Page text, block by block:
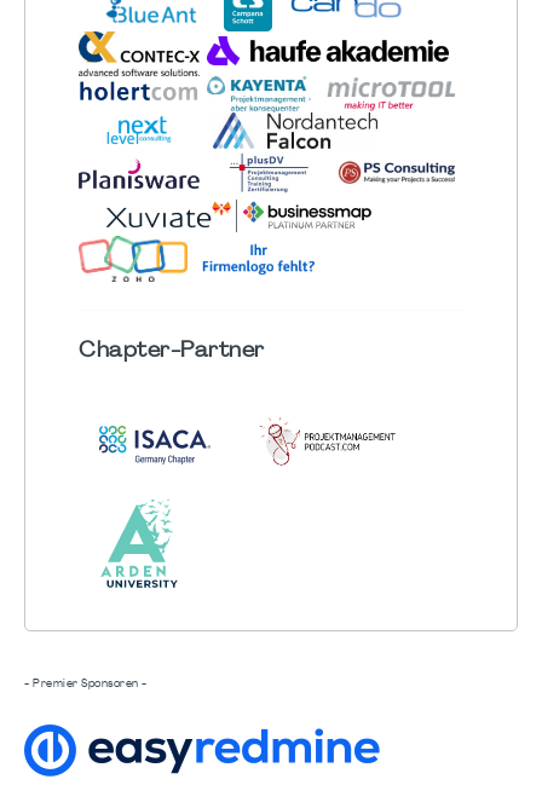
Chapter-Partner
- Premier Sponsoren -